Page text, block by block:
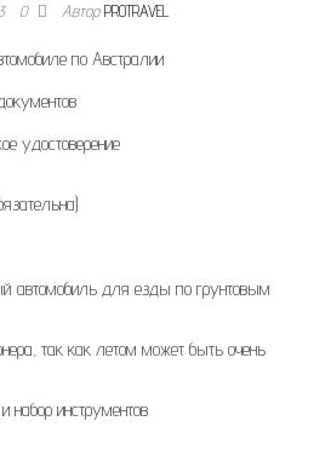
0 АвторPROTRAVEL
по Австралии
удостоверение
автомобиль для езды по грунтовым
так как летом может быть очень
инструментов.